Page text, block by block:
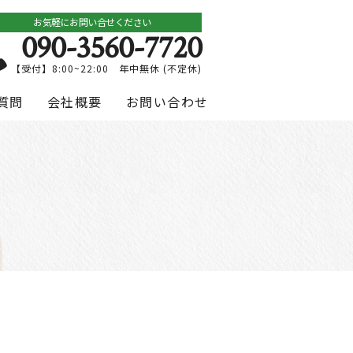
お気軽にお問い合せください
090-3560-7720
【受付】8:00~22:00 年中無休 (不定休)
問 会社概要 お問い合わせ